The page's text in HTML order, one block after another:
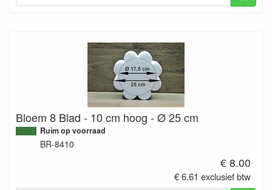
Bloem 8 Blad - 10 cm hoog - Ø 25 cm
Ruim op voorraad
BR-8410
€ 8.00
€ 6.61 exclusief btw